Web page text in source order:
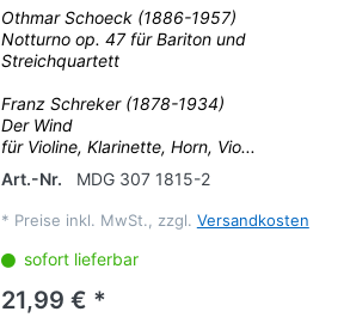
Othmar Schoeck (1886-1957)
Notturno op. 47 für Bariton und
Streichquartett
Franz Schreker (1878-1934)
Der Wind
für Violine, Klarinette, Horn, Vio...
Art.-Nr.
MDG 307 1815-2
* Preise inkl. MwSt., zzgl. Versandkosten
sofort lieferbar
21,99 € *